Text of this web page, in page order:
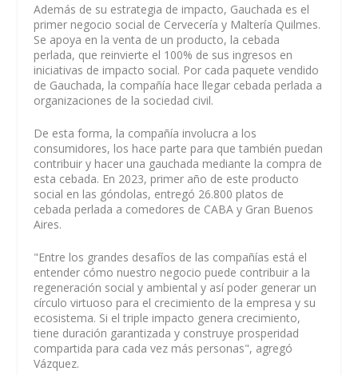
Además de su estrategia de impacto, Gauchada es el
primer negocio social de Cervecería y Maltería Quilmes.
Se apoya en la venta de un producto, la cebada
perlada, que reinvierte el 100% de sus ingresos en
iniciativas de impacto social. Por cada paquete vendido
de Gauchada, la compañía hace llegar cebada perlada a
organizaciones de la sociedad civil.
De esta forma, la compañía involucra a los
consumidores, los hace parte para que también puedan
contribuir y hacer una gauchada mediante la compra de
esta cebada. En 2023, primer año de este producto
social en las góndolas, entregó 26.800 platos de
cebada perlada a comedores de CABA y Gran Buenos
Aires.
"Entre los grandes desafíos de las compañías está el
entender cómo nuestro negocio puede contribuir a la
regeneración social y ambiental y así poder generar un
círculo virtuoso para el crecimiento de la empresa y su
ecosistema. Si el triple impacto genera crecimiento,
tiene duración garantizada y construye prosperidad
compartida para cada vez más personas", agregó
Vázquez.